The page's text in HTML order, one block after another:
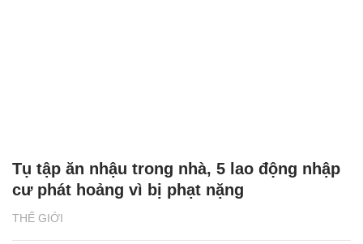
THẾ GIỚI
Tụ tập ăn nhậu trong nhà, 5 lao động nhập
cư phát hoảng vì bị phạt nặng